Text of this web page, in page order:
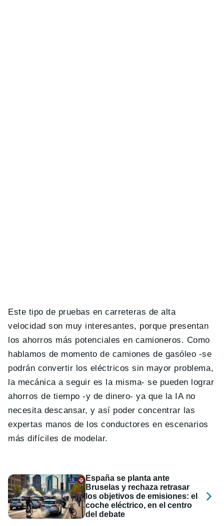
Este tipo de pruebas en carreteras de alta
velocidad son muy interesantes, porque presentan
los ahorros más potenciales en camioneros. Como
hablamos de momento de camiones de gasóleo -se
podrán convertir los eléctricos sin mayor problema,
la mecánica a seguir es la misma- se pueden lograr
ahorros de tiempo -y de dinero- ya que la IA no
necesita descansar, y así poder concentrar las
expertas manos de los conductores en escenarios
más difíciles de modelar.
España se planta ante
Bruselas y rechaza retrasar
los objetivos de emisiones: el
coche eléctrico, en el centro
del debate